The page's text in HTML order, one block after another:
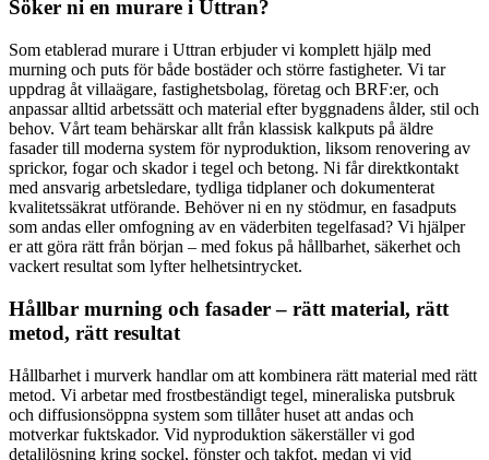
Söker ni en murare i Uttran?
Som etablerad murare i Uttran erbjuder vi komplett hjälp med
murning och puts för både bostäder och större fastigheter. Vi tar
uppdrag åt villaägare, fastighetsbolag, företag och BRF:er, och
anpassar alltid arbetssätt och material efter byggnadens ålder, stil och
behov. Vårt team behärskar allt från klassisk kalkputs på äldre
fasader till moderna system för nyproduktion, liksom renovering av
sprickor, fogar och skador i tegel och betong. Ni får direktkontakt
med ansvarig arbetsledare, tydliga tidplaner och dokumenterat
kvalitetssäkrat utförande. Behöver ni en ny stödmur, en fasadputs
som andas eller omfogning av en väderbiten tegelfasad? Vi hjälper
er att göra rätt från början – med fokus på hållbarhet, säkerhet och
vackert resultat som lyfter helhetsintrycket.
Hållbar murning och fasader – rätt material, rätt
metod, rätt resultat
Hållbarhet i murverk handlar om att kombinera rätt material med rätt
metod. Vi arbetar med frostbeständigt tegel, mineraliska putsbruk
och diffusionsöppna system som tillåter huset att andas och
motverkar fuktskador. Vid nyproduktion säkerställer vi god
detaljlösning kring sockel, fönster och takfot, medan vi vid